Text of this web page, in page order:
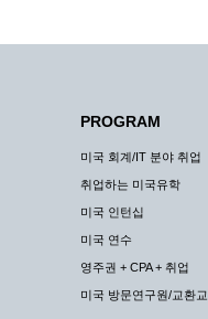
PROGRAM
미국 회계/IT 분야 취업
취업하는 미국유학
미국 인턴십
미국 연수
영주권 + CPA + 취업
미국 방문연구원/교환